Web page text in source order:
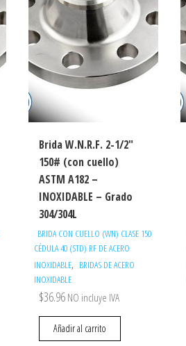
Brida W.N.R.F. 2-1/2″
150# (con cuello)
ASTM A182 –
INOXIDABLE – Grado
304/304L
BRIDA CON CUELLO (WN) CLASE 150
CÉDULA 40 (STD) RF DE ACERO
INOXIDABLE, BRIDAS DE ACERO
INOXIDABLE
$36.96 NO incluye IVA
Añadir al carrito